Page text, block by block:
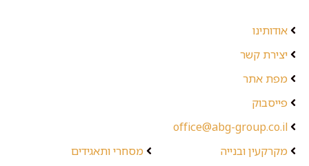
אודותינו
יצירת קשר
מפת אתר
פייסבוק
office@abg-group.co.il
מקרקעין ובנייה
מסחרי ותאגידים